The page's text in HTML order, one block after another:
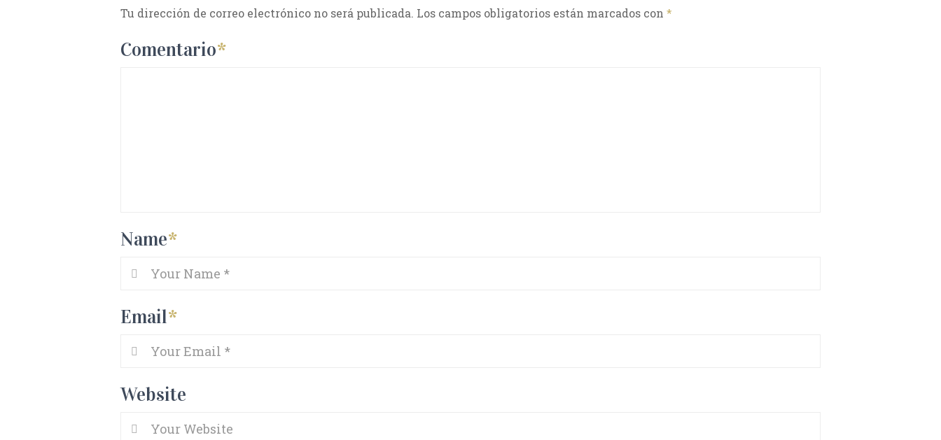
Tu dirección de correo electrónico no será publicada. Los campos obligatorios están marcados con *
Comentario*
Name*
Email*
Website